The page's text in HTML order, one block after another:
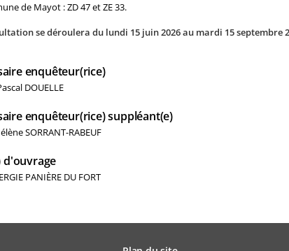
de Mayot : ZD 47 et ZE 33.
se déroulera du lundi 15 juin 2026 au mardi 15 septembre
enquêteur(rice)
DOUELLE
enquêteur(rice) suppléant(e)
SORRANT-RABEUF
d'ouvrage
PANIÈRE DU FORT